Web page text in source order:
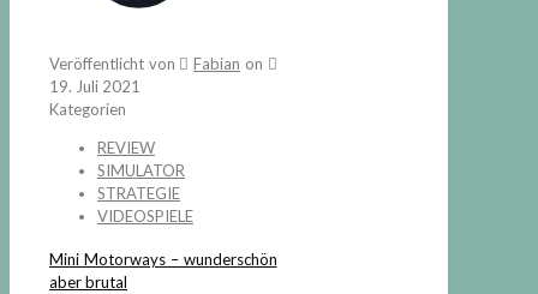
Veröffentlicht von Fabian on
19. Juli 2021
Kategorien
REVIEW
SIMULATOR
STRATEGIE
VIDEOSPIELE
Mini Motorways – wunderschön
aber brutal